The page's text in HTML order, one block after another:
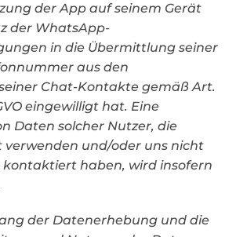
der App auf seinem Gerät
der WhatsApp-
in die Übermittlung seiner
aus den
Chat-Kontakte gemäß Art.
eingewilligt hat. Eine
Daten solcher Nutzer, die
verwenden und/oder uns nicht
haben, wird insofern
der Datenerhebung und die